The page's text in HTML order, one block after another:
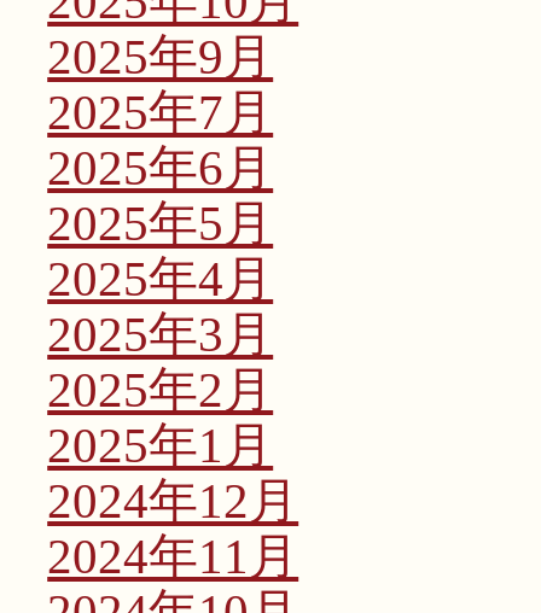
2025年9月
2025年7月
2025年6月
2025年5月
2025年4月
2025年3月
2025年2月
2025年1月
2024年12月
2024年11月